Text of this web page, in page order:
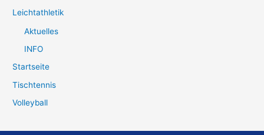
Leichtathletik
Aktuelles
INFO
Startseite
Tischtennis
Volleyball